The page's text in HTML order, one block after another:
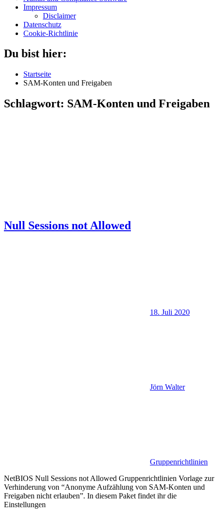
Impressum
Disclaimer
Datenschutz
Cookie-Richtlinie
Du bist hier:
Startseite
SAM-Konten und Freigaben
Schlagwort: SAM-Konten und Freigaben
Null Sessions not Allowed
18. Juli 2020
Jörn Walter
Gruppenrichtlinien
NetBIOS Null Sessions not Allowed Gruppenrichtlinien Vorlage zur
Verhinderung von “Anonyme Aufzählung von SAM-Konten und
Freigaben nicht erlauben”. In diesem Paket findet ihr die
Einstellungen